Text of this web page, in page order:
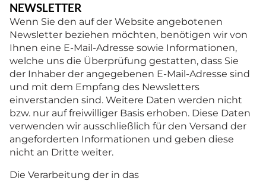
NEWSLETTER
Wenn Sie den auf der Website angebotenen
Newsletter beziehen möchten, benötigen wir von
Ihnen eine E-Mail-Adresse sowie Informationen,
welche uns die Überprüfung gestatten, dass Sie
der Inhaber der angegebenen E-Mail-Adresse sind
und mit dem Empfang des Newsletters
einverstanden sind. Weitere Daten werden nicht
bzw. nur auf freiwilliger Basis erhoben. Diese Daten
verwenden wir ausschließlich für den Versand der
angeforderten Informationen und geben diese
nicht an Dritte weiter.
Die Verarbeitung der in das